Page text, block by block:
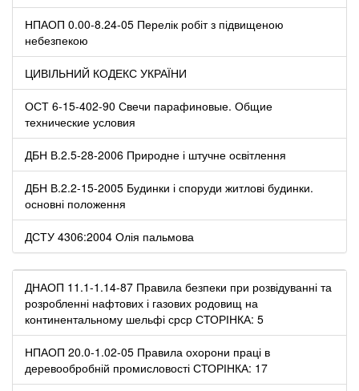
НПАОП 0.00-8.24-05 Перелік робіт з підвищеною
небезпекою
ЦИВІЛЬНИЙ КОДЕКС УКРАЇНИ
ОСТ 6-15-402-90 Свечи парафиновые. Общие
технические условия
ДБН В.2.5-28-2006 Природне і штучне освітлення
ДБН В.2.2-15-2005 Будинки і споруди житлові будинки.
основні положення
ДСТУ 4306:2004 Олія пальмова
ДНАОП 11.1-1.14-87 Правила безпеки при розвідуванні та
розробленні нафтових і газових родовищ на
континентальному шельфі срср СТОРІНКА: 5
НПАОП 20.0-1.02-05 Правила охорони праці в
деревообробній промисловості СТОРІНКА: 17